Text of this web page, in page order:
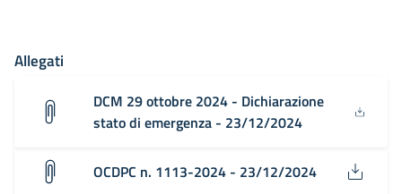
Allegati
DCM 29 ottobre 2024 - Dichiarazione
stato di emergenza - 23/12/2024
OCDPC n. 1113-2024 - 23/12/2024